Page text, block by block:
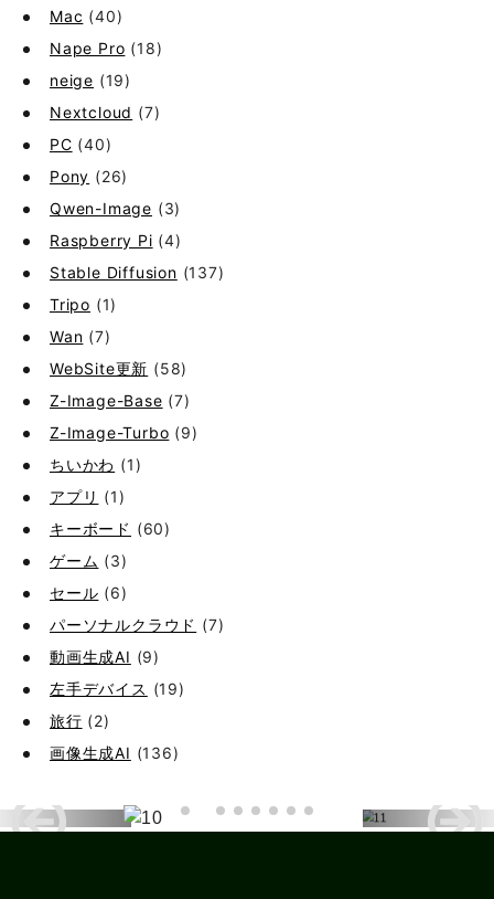
Mac (40)
Nape Pro (18)
neige (19)
Nextcloud (7)
PC (40)
Pony (26)
Qwen-Image (3)
Raspberry Pi (4)
Stable Diffusion (137)
Tripo (1)
Wan (7)
WebSite更新 (58)
Z-Image-Base (7)
Z-Image-Turbo (9)
ちいかわ (1)
アプリ (1)
キーボード (60)
ゲーム (3)
セール (6)
パーソナルクラウド (7)
動画生成AI (9)
左手デバイス (19)
旅行 (2)
画像生成AI (136)